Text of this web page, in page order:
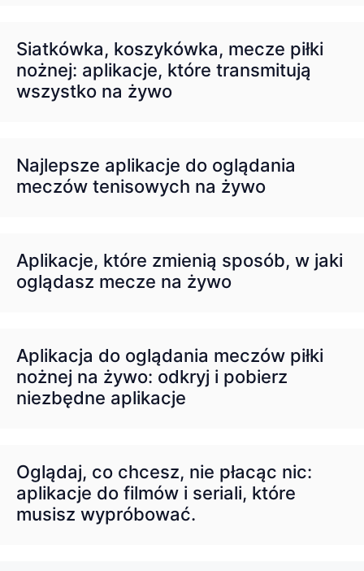
Siatkówka, koszykówka, mecze piłki
nożnej: aplikacje, które transmitują
wszystko na żywo
Najlepsze aplikacje do oglądania
meczów tenisowych na żywo
Aplikacje, które zmienią sposób, w jaki
oglądasz mecze na żywo
Aplikacja do oglądania meczów piłki
nożnej na żywo: odkryj i pobierz
niezbędne aplikacje
Oglądaj, co chcesz, nie płacąc nic:
aplikacje do filmów i seriali, które
musisz wypróbować.